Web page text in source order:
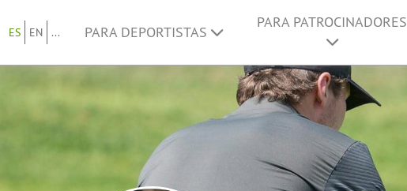
ES EN ... PARA DEPORTISTAS
PARA PATROCINADORES